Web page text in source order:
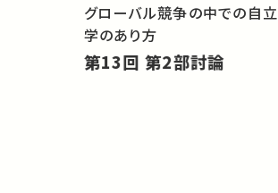
グローバル競争の中での自
学のあり方
第13回 第2部討論